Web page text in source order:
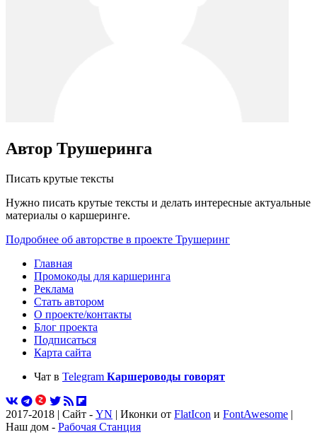
Автор Трушеринга
Писать крутые тексты
Нужно писать крутые тексты и делать интересные актуальные
материалы о каршеринге.
Подробнее об авторстве в проекте Трушеринг
Главная
Промокоды для каршеринга
Реклама
Стать автором
О проекте/контакты
Блог проекта
Подписаться
Карта сайта
Чат в Telegram Каршероводы говорят
2017-2018 | Сайт - YN | Иконки от FlatIcon и FontAwesome |
Наш дом - Рабочая Станция